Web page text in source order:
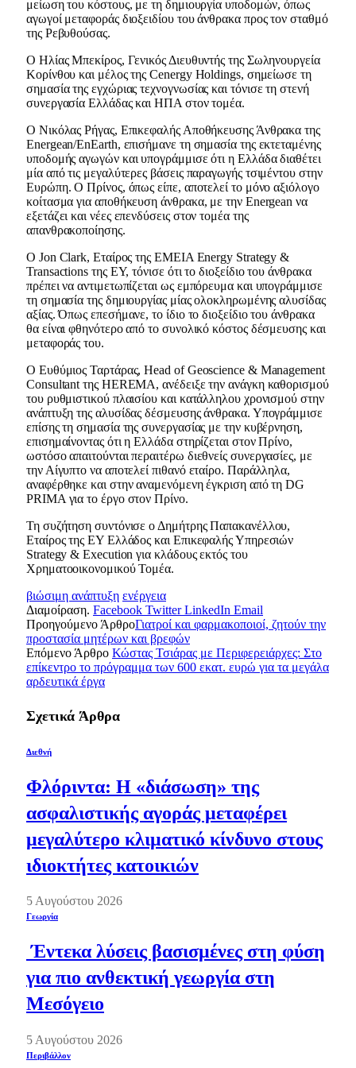
μείωση του κόστους, με τη δημιουργία υποδομών, όπως
αγωγοί μεταφοράς διοξειδίου του άνθρακα προς τον σταθμό
της Ρεβυθούσας.
Ο Ηλίας Μπεκίρος, Γενικός Διευθυντής της Σωληνουργεία
Κορίνθου και μέλος της Cenergy Holdings, σημείωσε τη
σημασία της εγχώριας τεχνογνωσίας και τόνισε τη στενή
συνεργασία Ελλάδας και ΗΠΑ στον τομέα.
Ο Νικόλας Ρήγας, Επικεφαλής Αποθήκευσης Άνθρακα της
Energean/EnEarth, επισήμανε τη σημασία της εκτεταμένης
υποδομής αγωγών και υπογράμμισε ότι η Ελλάδα διαθέτει
μία από τις μεγαλύτερες βάσεις παραγωγής τσιμέντου στην
Ευρώπη. Ο Πρίνος, όπως είπε, αποτελεί το μόνο αξιόλογο
κοίτασμα για αποθήκευση άνθρακα, με την Energean να
εξετάζει και νέες επενδύσεις στον τομέα της
απανθρακοποίησης.
Ο Jon Clark, Εταίρος της EMEIA Energy Strategy &
Transactions της EY, τόνισε ότι το διοξείδιο του άνθρακα
πρέπει να αντιμετωπίζεται ως εμπόρευμα και υπογράμμισε
τη σημασία της δημιουργίας μίας ολοκληρωμένης αλυσίδας
αξίας. Όπως επεσήμανε, το ίδιο το διοξείδιο του άνθρακα
θα είναι φθηνότερο από το συνολικό κόστος δέσμευσης και
μεταφοράς του.
Ο Ευθύμιος Ταρτάρας, Head of Geoscience & Management
Consultant της HEREMA, ανέδειξε την ανάγκη καθορισμού
του ρυθμιστικού πλαισίου και κατάλληλου χρονισμού στην
ανάπτυξη της αλυσίδας δέσμευσης άνθρακα. Υπογράμμισε
επίσης τη σημασία της συνεργασίας με την κυβέρνηση,
επισημαίνοντας ότι η Ελλάδα στηρίζεται στον Πρίνο,
ωστόσο απαιτούνται περαιτέρω διεθνείς συνεργασίες, με
την Αίγυπτο να αποτελεί πιθανό εταίρο. Παράλληλα,
αναφέρθηκε και στην αναμενόμενη έγκριση από τη DG
PRIMA για το έργο στον Πρίνο.
Τη συζήτηση συντόνισε ο Δημήτρης Παπακανέλλου,
Εταίρος της EY Ελλάδος και Επικεφαλής Υπηρεσιών
Strategy & Execution για κλάδους εκτός του
Χρηματοοικονομικού Τομέα.
βιώσιμη ανάπτυξη ενέργεια
Διαμοίραση. Facebook Twitter LinkedIn Email
Προηγούμενο ΆρθροΓιατροί και φαρμακοποιοί, ζητούν την
προστασία μητέρων και βρεφών
Επόμενο Άρθρο Κώστας Τσιάρας με Περιφερειάρχες: Στο
επίκεντρο το πρόγραμμα των 600 εκατ. ευρώ για τα μεγάλα
αρδευτικά έργα
Σχετικά Άρθρα
Διεθνή
Φλόριντα: Η «διάσωση» της
ασφαλιστικής αγοράς μεταφέρει
μεγαλύτερο κλιματικό κίνδυνο στους
ιδιοκτήτες κατοικιών
5 Αυγούστου 2026
Γεωργία
Έντεκα λύσεις βασισμένες στη φύση
για πιο ανθεκτική γεωργία στη
Μεσόγειο
5 Αυγούστου 2026
Περιβάλλον